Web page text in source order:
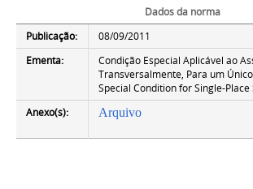
Dados da norma
Publicação:
08/09/2011
Ementa:
Condição Especial Aplicável ao
Transversalmente, Para um
Special Condition for Single-Place
Anexo(s):
Arquivo